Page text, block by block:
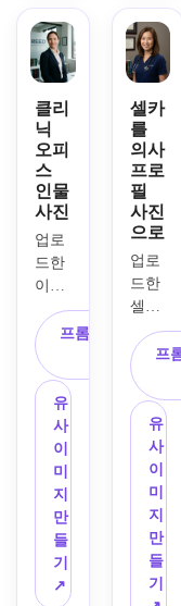
가슴
위부
터의
구도,
자연
스러
운 피
부 질
감,
차분
하고
자신
감 있
는 표
정,
연회
색 무
배경,
깔끔
한 의
료 브
랜딩,
고품
질의
사실
적인
라이
트,
깨끗
한 청
록색
톤,
친근
한 표
정,
단정
한 헤
어,
섬세
한 리
터칭,
부드
럽게
흐려
진 클
리닉
배경,
그리
고 사
실적
인 전
클리
닉
오피
스
인물
사진
업로
드한
이미
지를
인물
로 사
용해
의사
소개
페이
지에
어울
리는
깔끔
한 클
리닉
프롬프트 복
유
사
이
미
지
만
들
기
↗
셀카
를
의사
프로
필
사진
으로
업로
드한
셀카
를 인
물로
사용
해 자
세를
올바
르게
보정
하고,
얼굴
조명
을 개
프
유
사
이
미
지
만
들
기